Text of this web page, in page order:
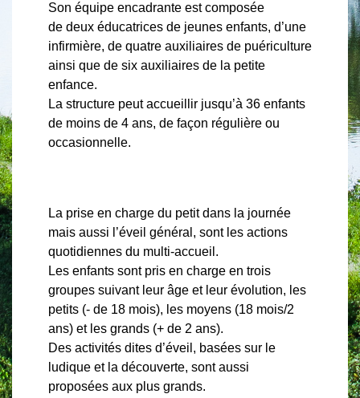
Son équipe encadrante est composée
de deux éducatrices de jeunes enfants, d’une
infirmière, de quatre auxiliaires de puériculture
ainsi que de six auxiliaires de la petite
enfance.
La structure peut accueillir jusqu’à 36 enfants
de moins de 4 ans, de façon régulière ou
occasionnelle.
La prise en charge du petit dans la journée
mais aussi l’éveil général, sont les actions
quotidiennes du multi-accueil.
Les enfants sont pris en charge en trois
groupes suivant leur âge et leur évolution, les
petits (- de 18 mois), les moyens (18 mois/2
ans) et les grands (+ de 2 ans).
Des activités dites d’éveil, basées sur le
ludique et la découverte, sont aussi
proposées aux plus grands.